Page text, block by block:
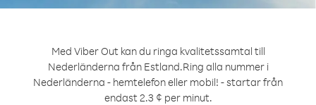
Med Viber Out kan du ringa kvalitetssamtal till
Nederländerna från Estland.Ring alla nummer i
Nederländerna - hemtelefon eller mobil! - startar från
endast 2.3 ¢ per minut.